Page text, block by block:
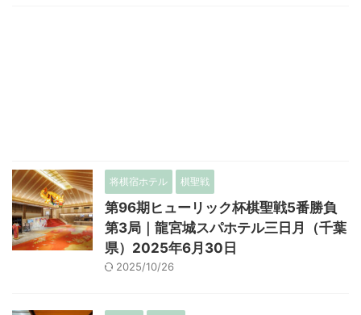
将棋宿ホテル 棋聖戦
第96期ヒューリック杯棋聖戦5番勝負
第3局｜龍宮城スパホテル三日月（千葉
県）2025年6月30日
2025/10/26